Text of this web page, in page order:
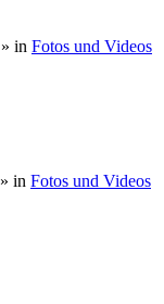
» in Fotos und Videos
» in Fotos und Videos